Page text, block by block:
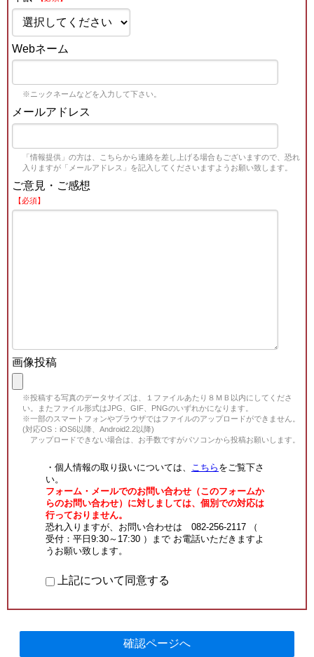
Webネーム
※ニックネームなどを入力して下さい。
メールアドレス
「情報提供」の方は、こちらから連絡を差し上げる場合もございますので、恐れ
入りますが「メールアドレス」を記入してくださいますようお願い致します。
ご意見・ご感想
【必須】
画像投稿
※投稿する写真のデータサイズは、１ファイルあたり８ＭＢ以内にしてくださ
い。またファイル形式はJPG、GIF、PNGのいずれかになります。
※一部のスマートフォンやブラウザではファイルのアップロードができません。
(対応OS：iOS6以降、Android2.2以降)
アップロードできない場合は、お手数ですがパソコンから投稿お願いします。
・個人情報の取り扱いについては、 こちら をご覧下さ
い。
フォーム・メールでのお問い合わせ（このフォームか
らのお問い合わせ）に対しましては、個別での対応は
行っておりません。
恐れ入りますが、お問い合わせは 082-256-2117 （
受付：平日9:30～17:30 ）まで お電話いただきますよ
うお願い致します。
上記について同意する
確認ページへ